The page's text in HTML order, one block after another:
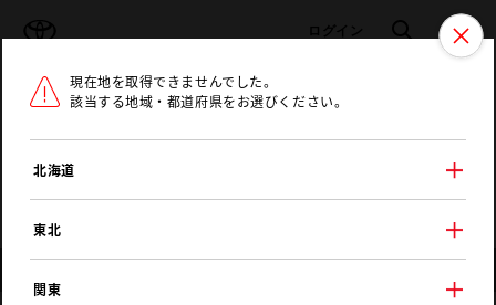
ログイン 検索 メニュ
ラインアップ オーナーサポート
現在地を取得できませんでした。
該当する地域・都道府県をお選びください。
北海道
東北
関東
トヨタ認定中古車 メニュー